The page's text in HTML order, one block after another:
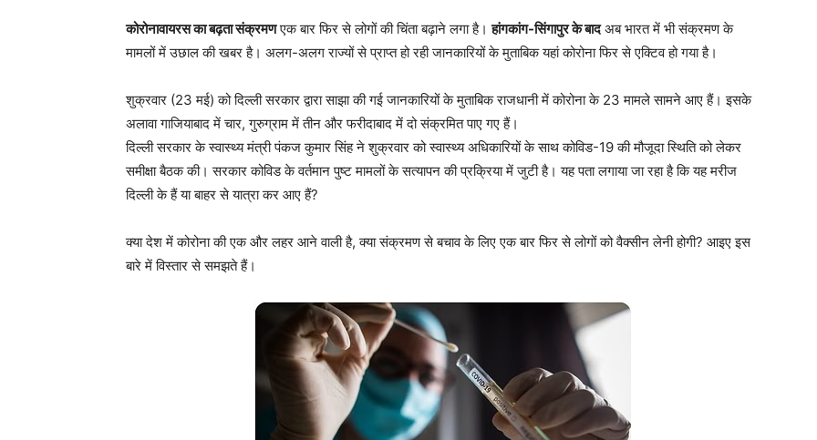
कोरोनावायरस का बढ़ता संक्रमणएक बार फिर से लोगों की चिंता बढ़ाने लगा है।हांगकांग-सिंगापुर के बादअब भारत में भी संक्रमण के
मामलों में उछाल की खबर है। अलग-अलग राज्यों से प्राप्त हो रही जानकारियों के मुताबिक यहां कोरोना फिर से एक्टिव हो गया है।
शुक्रवार (23 मई) को दिल्ली सरकार द्वारा साझा की गई जानकारियों के मुताबिक राजधानी में कोरोना के 23 मामले सामने आए हैं। इसके
अलावा गाजियाबाद में चार, गुरुग्राम में तीन और फरीदाबाद में दो संक्रमित पाए गए हैं।
दिल्ली सरकार के स्वास्थ्य मंत्री पंकज कुमार सिंह ने शुक्रवार को स्वास्थ्य अधिकारियों के साथ कोविड-19 की मौजूदा स्थिति को लेकर
समीक्षा बैठक की। सरकार कोविड के वर्तमान पुष्ट मामलों के सत्यापन की प्रक्रिया में जुटी है। यह पता लगाया जा रहा है कि यह मरीज
दिल्ली के हैं या बाहर से यात्रा कर आए हैं?
क्या देश में कोरोना की एक और लहर आने वाली है, क्या संक्रमण से बचाव के लिए एक बार फिर से लोगों को वैक्सीन लेनी होगी? आइए इस
बारे में विस्तार से समझते हैं।